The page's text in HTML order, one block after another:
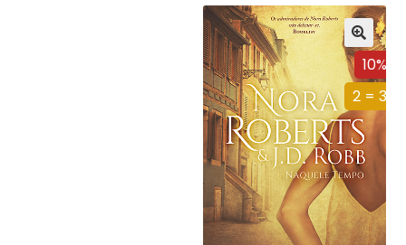
10%
2 = 3